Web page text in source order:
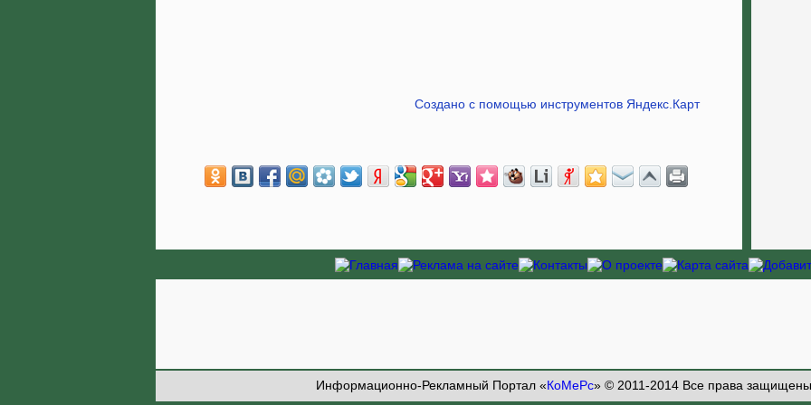
Создано с помощью инструментов Яндекс.Карт
Информационно-Рекламный Портал «КоМеРс» © 2011-2014 Все права защищены